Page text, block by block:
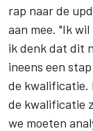
rap naar de
aan mee. "Ik
ik denk dat dit
ineens een
de kwalificatie.
de kwalificatie
we moeten